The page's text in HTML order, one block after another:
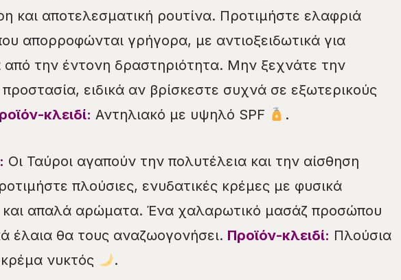
και αποτελεσματική ρουτίνα. Προτιμήστε ελαφριά
απορροφώνται γρήγορα, με αντιοξειδωτικά για
από την έντονη δραστηριότητα. Μην ξεχνάτε την
ειδικά αν βρίσκεστε συχνά σε εξωτερικούς
κλειδί: Αντηλιακό με υψηλό SPF .
Οι Ταύροι αγαπούν την πολυτέλεια και την αίσθηση
πλούσιες, ενυδατικές κρέμες με φυσικά
και απαλά αρώματα. Ένα χαλαρωτικό μασάζ προσώπου
έλαια θα τους αναζωογονήσει. Προϊόν-κλειδί: Πλούσια
νυκτός
.